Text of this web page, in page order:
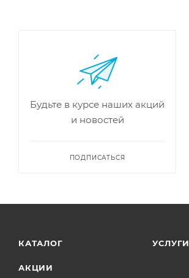
Будьте в курсе наших акций
и новостей
ПОДПИСАТЬСЯ
КАТАЛОГ
АКЦИИ
УСЛУГИ